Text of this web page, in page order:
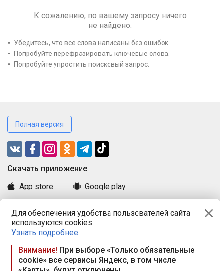
Для обеспечения удобства пользователей сайта
используются cookies.
Узнать подробнее
Внимание! При выборе «Только обязательные
cookie» все сервисы Яндекс, в том числе
К сожалению, по вашему запросу ничего
не найдено.
Убедитесь, что все слова написаны без ошибок.
Попробуйте перефразировать ключевые слова.
Попробуйте упростить поисковый запрос.
Полная версия
Cкачать приложение
App store
Google play
Книга замечаний и предложений
Правила и документы
Praca.by © 2000—2026, ООО «ПРАЦА БАЙ»
Республика Беларусь, 220114, г. Минск, пр-т Независимости
117а, пом. № 9.